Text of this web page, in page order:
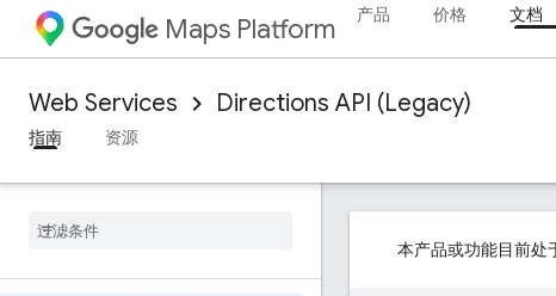
Maps Platform 产品 价格 文档
Web Services Directions API (Legacy)
指南
资源
本产品或功能目前处